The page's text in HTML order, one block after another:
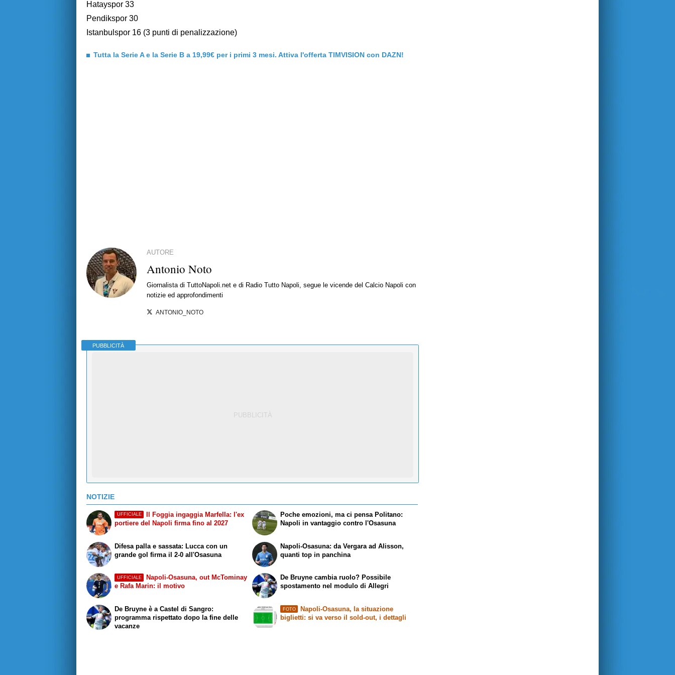
Hatayspor 33
Pendikspor 30
Istanbulspor 16 (3 punti di penalizzazione)
Tutta la Serie A e la Serie B a 19,99€ per i primi 3 mesi. Attiva l'offerta TIMVISION con DAZN!
AUTORE
Antonio Noto
Giornalista di TuttoNapoli.net e di Radio Tutto Napoli, segue le vicende del Calcio Napoli con
notizie ed approfondimenti
ANTONIO_NOTO
PUBBLICITÀ
NOTIZIE
UFFICIALE
Il Foggia ingaggia Marfella: l'ex
portiere del Napoli firma fino al 2027
Difesa palla e sassata: Lucca con un
grande gol firma il 2-0 all'Osasuna
Poche emozioni, ma ci pensa Politano:
Napoli in vantaggio contro l'Osasuna
Napoli-Osasuna: da Vergara ad Alisson,
quanti top in panchina
UFFICIALE
Napoli-Osasuna, out McTominay
e Rafa Marin: il motivo
De Bruyne è a Castel di Sangro:
programma rispettato dopo la fine delle
vacanze
De Bruyne cambia ruolo? Possibile
spostamento nel modulo di Allegri
FOTO
Napoli-Osasuna, la situazione
biglietti: si va verso il sold-out, i dettagli